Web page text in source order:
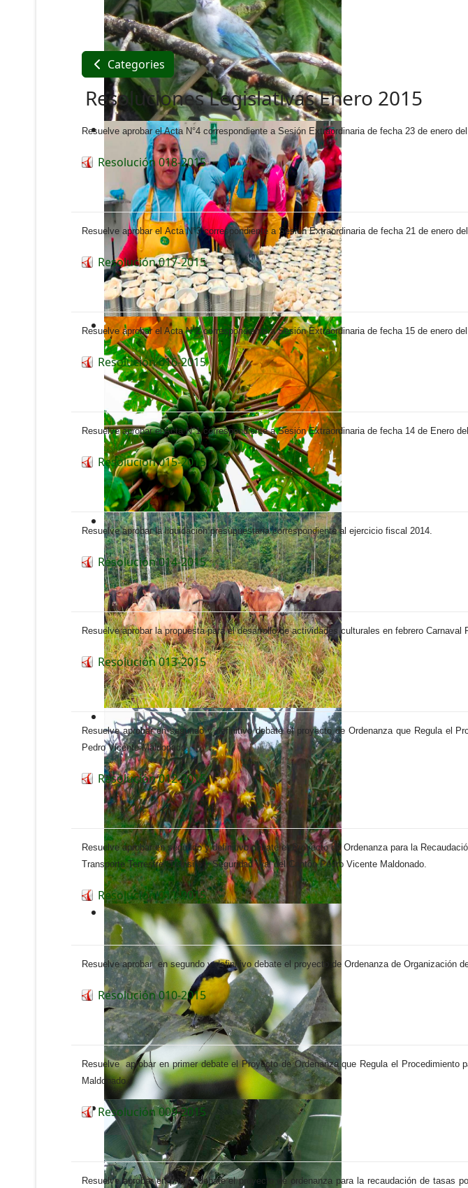
Categories
Resoluciones Legislativas Enero 2015
Resuelve aprobar el Acta N°4 correspondiente a Sesión Extraordinaria de fecha 23 de enero del
Resolución 018-2015
Resuelve aprobar el Acta N°3 correspondiente a Sesión Extraordinaria de fecha 21 de enero del
Resolución 017-2015
Resuelve aprobar el Acta N°2 correspondiente a Sesión Extraordinaria de fecha 15 de enero del
Resolución 016-2015
Resuelve aprobar el Acta N°1 correspondiente a Sesión Extraordinaria de fecha 14 de Enero
Resolución 015-2015
Resuelve aprobar la liquidación presupuestaria correspondiente al ejercicio fiscal 2014.
Resolución 014-2015
Resuelve aprobar la propuesta para el desarrollo de actividades culturales en febrero Carnaval
Resolución 013-2015
Resuelve aprobar en segundo y definitivo debate el proyecto de Ordenanza que Regula el
Pedro Vicente Maldonado.
Resolución 012-2015
Resuelve aprobar en segundo y definitivo debate el Proyecto de Ordenanza para la
Transporte Terrestre, Transito y Seguridad Vial del Cantón Pedro Vicente Maldonado.
Resolución 011-2015
Resuelve aprobar en segundo y definitivo debate el proyecto de Ordenanza de Organización
Resolución 010-2015
Resuelve aprobar en primer debate el Proyecto de Ordenanza que Regula el
Maldonado.
Resolución 009-2015
Resuelve aprobar en primer debate el proyecto de ordenanza para la recaudación de